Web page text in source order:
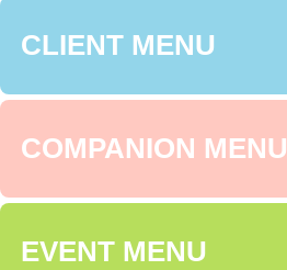
CLIENT MENU
COMPANION MENU
EVENT MENU